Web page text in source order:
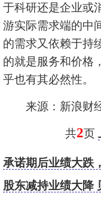
于科研还是企业或
游实际需求端的中
的需求又依赖于持
的就是服务和价格
乎也有其必然性。
来源：新浪财经
共2页
承诺期后业绩大跌
股东减持业绩大降